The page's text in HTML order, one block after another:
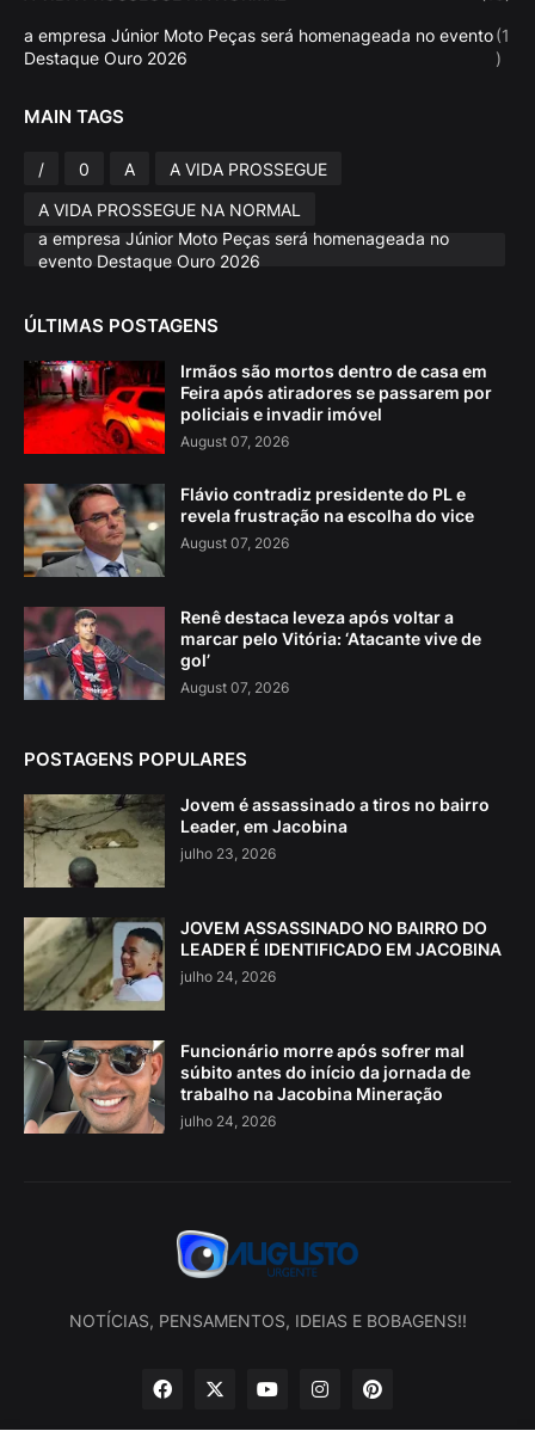
a empresa Júnior Moto Peças será homenageada no evento
Destaque Ouro 2026
(1
)
MAIN TAGS
/ 0 A
A VIDA PROSSEGUE
A VIDA PROSSEGUE NA NORMAL
a empresa Júnior Moto Peças será homenageada no
evento Destaque Ouro 2026
ÚLTIMAS POSTAGENS
Irmãos são mortos dentro de casa em
Feira após atiradores se passarem por
policiais e invadir imóvel
August 07, 2026
Flávio contradiz presidente do PL e
revela frustração na escolha do vice
August 07, 2026
Renê destaca leveza após voltar a
marcar pelo Vitória: ‘Atacante vive de
gol’
August 07, 2026
POSTAGENS POPULARES
Jovem é assassinado a tiros no bairro
Leader, em Jacobina
julho 23, 2026
JOVEM ASSASSINADO NO BAIRRO DO
LEADER É IDENTIFICADO EM JACOBINA
julho 24, 2026
Funcionário morre após sofrer mal
súbito antes do início da jornada de
trabalho na Jacobina Mineração
julho 24, 2026
NOTÍCIAS, PENSAMENTOS, IDEIAS E BOBAGENS!!